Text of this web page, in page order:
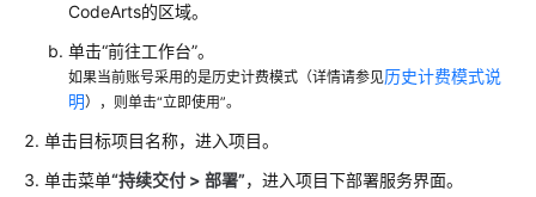
户
署
CodeArts的区域。
单击“前往工作台”。
如果当前账号采用的是历史计费模式（详情请参见历史计费模式说
明），则单击“立即使用”。
单击目标项目名称，进入项目。
单击菜单“持续交付 > 部署”，进入项目下部署服务界面。